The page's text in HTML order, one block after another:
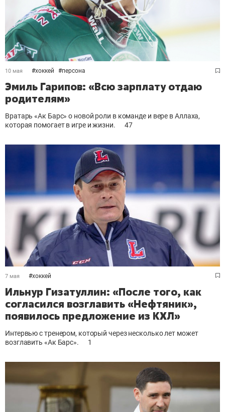
10 мая #хоккей #персона
Эмиль Гарипов: «Всю зарплату отдаю
родителям»
Вратарь «Ак Барс» о новой роли в команде и вере в Аллаха,
которая помогает в игре и жизни.
47
7 мая #хоккей
Ильнур Гизатуллин: «После того, как
согласился возглавить «Нефтяник»,
появилось предложение из КХЛ»
Интервью с тренером, который через несколько лет может
возглавить «Ак Барс».
1